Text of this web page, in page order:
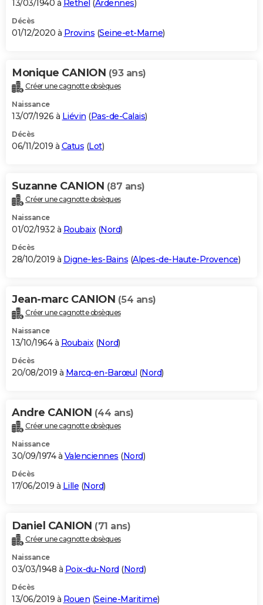
13/03/1940 à Rethel (Ardennes)
Décès
01/12/2020 à Provins (Seine-et-Marne)
Monique CANION (93 ans)
Créer une cagnotte obsèques
Naissance
13/07/1926 à Liévin (Pas-de-Calais)
Décès
06/11/2019 à Catus (Lot)
Suzanne CANION (87 ans)
Créer une cagnotte obsèques
Naissance
01/02/1932 à Roubaix(Nord)
Décès
28/10/2019 à Digne-les-Bains (Alpes-de-Haute-Provence)
Jean-marc CANION (54 ans)
Créer une cagnotte obsèques
Naissance
13/10/1964 à Roubaix(Nord)
Décès
20/08/2019 à Marcq-en-Barœul (Nord)
Andre CANION (44 ans)
Créer une cagnotte obsèques
Naissance
30/09/1974 à Valenciennes (Nord)
Décès
17/06/2019 à Lille (Nord)
Daniel CANION (71 ans)
Créer une cagnotte obsèques
Naissance
03/03/1948 à Poix-du-Nord (Nord)
Décès
13/06/2019 à Rouen (Seine-Maritime)